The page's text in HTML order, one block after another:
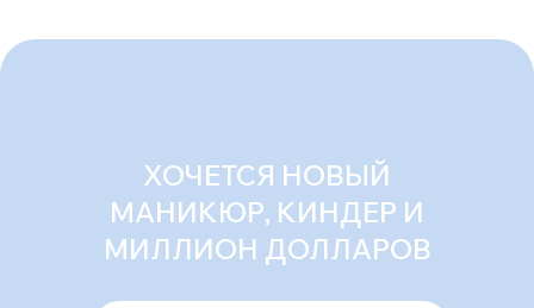
ХОЧЕТСЯ НОВЫЙ
МАНИКЮР, КИНДЕР И
МИЛЛИОН ДОЛЛАРОВ